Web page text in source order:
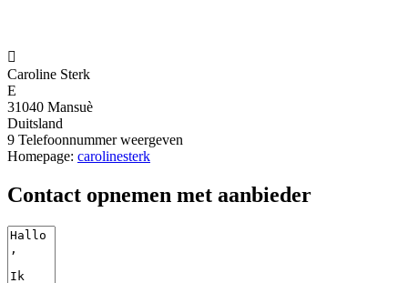

Caroline Sterk
E
31040 Mansuè
Duitsland
9 Telefoonnummer weergeven
Homepage: carolinesterk
Contact opnemen met aanbieder